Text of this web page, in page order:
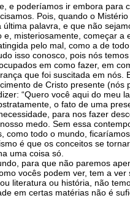
e poderíamos ir embora para
Pois, quando o
palavra, e que não
misteriosamente, começar
pelo mal, como a de todo
isso conosco, pois nós
em como fazer, em
que foi suscitada em nós.
de Cristo presente
“Quero você aqui do meu
o fato de uma
para nos fazer
medo. Sem essa
como todo o mundo,
é que os conceitos se
uma coisa só.
para que não paremos
vocês podem ver, tem a
literatura ou história, não
em certas matérias não é